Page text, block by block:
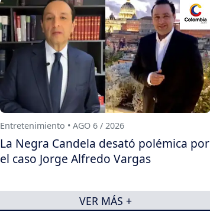
Entretenimiento • AGO 6 / 2026
La Negra Candela desató polémica por
el caso Jorge Alfredo Vargas
VER MÁS +